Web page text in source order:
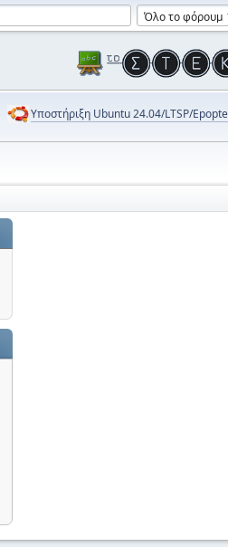
Υποστήριξη Ubuntu 24.04/LTSP/